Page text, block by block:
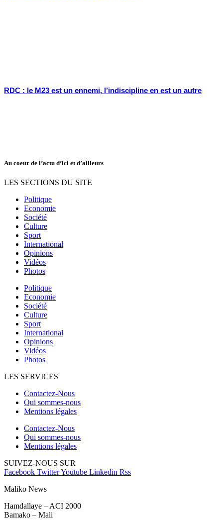
RDC : le M23 est un ennemi, l’indiscipline en est un autre
Au coeur de l’actu d’ici et d’ailleurs
LES SECTIONS DU SITE
Politique
Economie
Société
Culture
Sport
International
Opinions
Vidéos
Photos
Politique
Economie
Société
Culture
Sport
International
Opinions
Vidéos
Photos
LES SERVICES
Contactez-Nous
Qui sommes-nous
Mentions légales
Contactez-Nous
Qui sommes-nous
Mentions légales
SUIVEZ-NOUS SUR
Facebook TwitterYoutube Linkedin Rss
Maliko News
Hamdallaye – ACI 2000
Bamako – Mali